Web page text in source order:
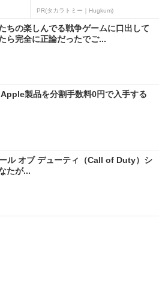
PR(タカラトミー｜Hugkum)
ちの楽しんでる戦争ゲームに口出して
ら完全に正論だったでご...
製品を分割手数料0円で入手する
ール オブ デューティ（Call of Duty）シ
たが...